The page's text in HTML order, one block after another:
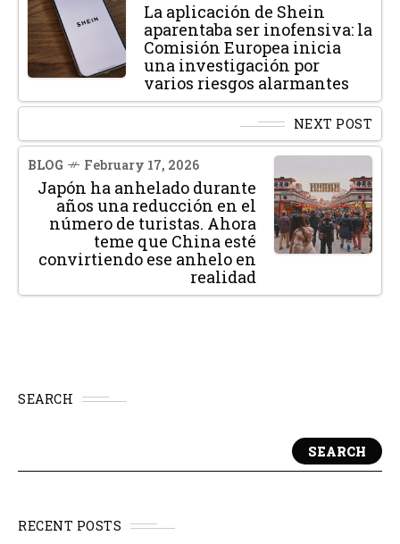
La aplicación de Shein
aparentaba ser inofensiva: la
Comisión Europea inicia
una investigación por
varios riesgos alarmantes
NEXT POST
BLOG February 17, 2026
Japón ha anhelado durante
años una reducción en el
número de turistas. Ahora
teme que China esté
convirtiendo ese anhelo en
realidad
SEARCH
SEARCH
RECENT POSTS